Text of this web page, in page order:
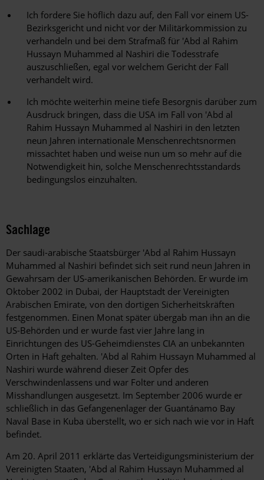
Ich fordere Sie höflich dazu auf, den Fall vor einem US-
Bezirksgericht und nicht vor der Militärkommission zu
verhandeln und bei dem Strafmaß für 'Abd al Rahim
Hussayn Muhammed al Nashiri die Todesstrafe
auszuschließen, egal vor welchem Gericht der Fall
verhandelt wird.
Ich möchte weiterhin meine tiefe Besorgnis darüber zum
Ausdruck bringen, dass die USA im Fall von 'Abd al
Rahim Hussayn Muhammed al Nashiri in den letzten
neun Jahren internationale Menschenrechtsnormen
missachtet haben und weise nun um so mehr auf die
Notwendigkeit hin, solche Menschenrechtsstandards
bedingungslos einzuhalten.
Sachlage
Der saudi-arabische Staatsbürger 'Abd al Rahim Hussayn
Muhammed al Nashiri befindet sich seit rund neun Jahren in
Gewahrsam der US-amerikanischen Behörden. Er wurde im
Oktober 2002 in Dubai, der Hauptstadt der Vereinigten
Arabischen Emirate, von den dortigen Sicherheitskräften
festgenommen. Einen Monat später übergab man ihn an die
US-Behörden und er wurde fast vier Jahre lang in
Einrichtungen des US-Geheimdienstes CIA an unbekannten
Orten in Haft gehalten. 'Abd al Rahim Hussayn Muhammed al
Nashiri wurde während dieser Zeit Opfer des
Verschwindenlassens und war Folter und anderen
Misshandlungen ausgesetzt. Im September 2006 wurde er
schließlich in das Gefangenenlager der Guantánamo Bay
Naval Base in Kuba überstellt, wo er sich nach wie vor in Haft
befindet.
Am 20. April 2011 erklärte das Verteidigungsministerium der
Vereinigten Staaten, 'Abd al Rahim Hussayn Muhammed al